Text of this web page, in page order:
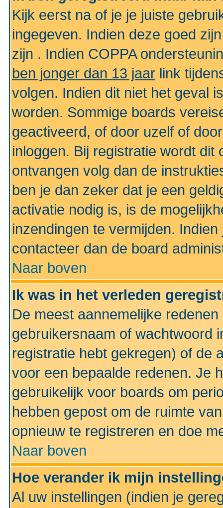
Kijk eerst na of je je juiste
ingegeven. Indien deze goed
zijn . Indien COPPA
ben jonger dan 13 jaar link
volgen. Indien dit niet het geval
worden. Sommige boards
geactiveerd, of door uzelf of
inloggen. Bij registratie wordt dit
ontvangen volg dan de
ben je dan zeker dat je een
activatie nodig is, is de
inzendingen te vermijden.
contacteer dan de board
Naar boven
Ik was in het verleden
De meest aannemelijke
gebruikersnaam of wachtwoord
registratie hebt gekregen) of de
voor een bepaalde redenen. Je
gebruikelijk voor boards om
hebben gepost om de ruimte
opnieuw te registreren en doe
Naar boven
Hoe verander ik mijn
Al uw instellingen (indien je